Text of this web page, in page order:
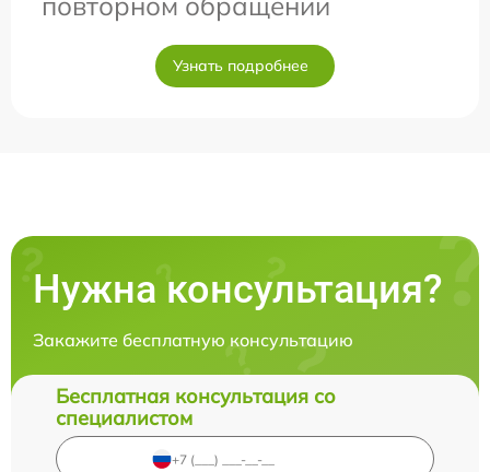
Узнать подробнее
Нужна консультация?
Закажите бесплатную консультацию
Бесплатная консультация со
специалистом